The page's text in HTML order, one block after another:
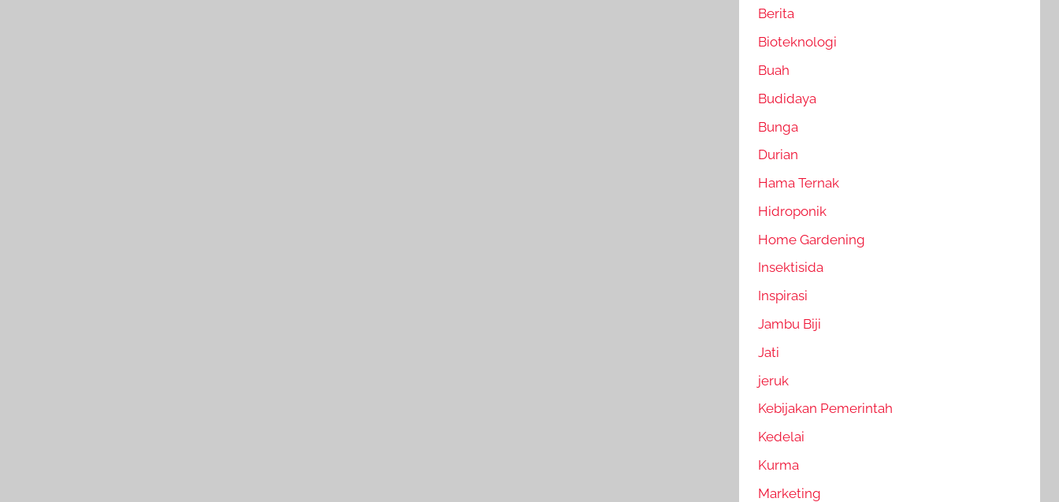
Berita
Bioteknologi
Buah
Budidaya
Bunga
Durian
Hama Ternak
Hidroponik
Home Gardening
Insektisida
Inspirasi
Jambu Biji
Jati
jeruk
Kebijakan Pemerintah
Kedelai
Kurma
Marketing